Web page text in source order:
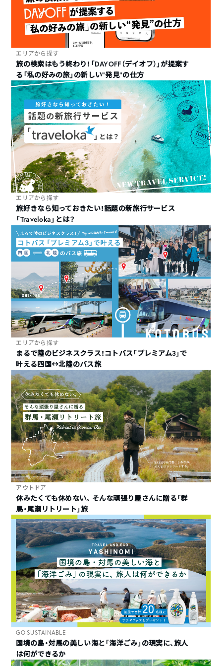
エリアから探す
旅の検索はもう終わり！「DAYOFF（デイオフ）」が提案す
る「私の好みの旅」の新しい“発見”の仕方
エリアから探す
旅好きなら知っておきたい！話題の新旅行サービス
「Traveloka」とは？
エリアから探す
まるで陸のビジネスクラス！コトバス「プレミアム3」で
叶える四国↔︎北陸のバス旅
アウトドア
休みたくても休めない。そんな頑張り屋さんに贈る「群
馬・尾瀬リトリート」旅
GO SUSTAINABLE
国境の島・対馬の美しい海と「海洋ごみ」の現実に、旅人
は何ができるか